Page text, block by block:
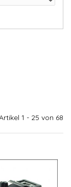
1 - 25 von 68